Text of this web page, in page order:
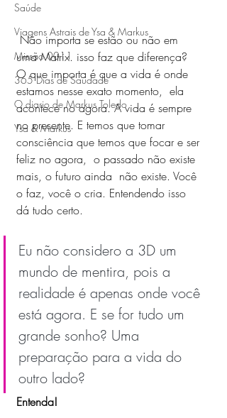
Saúde
Viagens Astrais de Ysa & Markus
Missão 0011
365 Dias de Saudade
O diario de Markus Toledo
Ysa & Markus
Não importa se estão ou não em
uma Matrix. isso faz que diferença?
O que importa é que a vida é onde
estamos nesse exato momento,  ela
acontece no agora. A vida é sempre
no presente. E temos que tomar
consciência que temos que focar e ser
feliz no agora,  o passado não existe
mais, o futuro ainda  não existe. Você
o faz, você o cria. Entendendo isso
dá tudo certo.
Eu não considero a 3D um
mundo de mentira, pois a
realidade é apenas onde você
está agora. E se for tudo um
grande sonho? Uma
preparação para a vida do
outro lado?
Entenda!